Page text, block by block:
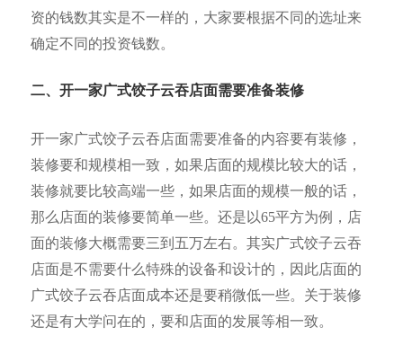
资的钱数其实是不一样的，大家要根据不同的选址来
确定不同的投资钱数。
二、开一家广式饺子云吞店面需要准备装修
开一家广式饺子云吞店面需要准备的内容要有装修，
装修要和规模相一致，如果店面的规模比较大的话，
装修就要比较高端一些，如果店面的规模一般的话，
那么店面的装修要简单一些。还是以65平方为例，店
面的装修大概需要三到五万左右。其实广式饺子云吞
店面是不需要什么特殊的设备和设计的，因此店面的
广式饺子云吞店面成本还是要稍微低一些。关于装修
还是有大学问在的，要和店面的发展等相一致。